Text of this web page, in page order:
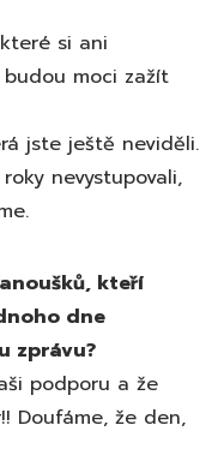
si ani
moci zažít
jste ještě neviděli.
nevystupovali,
kteří
dne
zprávu?
podporu a že
Doufáme, že den,